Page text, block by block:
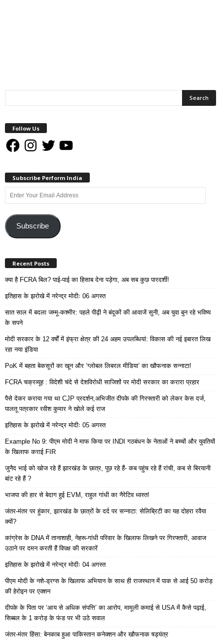
Follow Us
FacebookInstagram
Twitter YouTube
Subscribe Perform India
Enter
Your
Email
AddressSubscribe
Recent Posts
क्या है FCRA बिल? पाई-पाई का हिसाब देना पड़ेगा, अब सब कुछ पारदर्शी!
इतिहास के झरोखे में नरेन्द्र मोदीः 06 अगस्त
सात साल में बदला जम्मू-कश्मीर: पहले पीढ़ी ने बंदूकों की आवाजें सुनी, अब युवा बुन रहे भविष्य
के सपने
मोदी सरकार के 12 वर्षों में इंफ्रा क्षेत्र की 24 अहम उपलब्धियां: विकास की नई इबारत लिख
रहा नया इंडिया
PoK में बहता बेकसूरों का खून और ‘ग्लोबल लिबरल मीडिया’ का खौफनाक सन्नाटा!
FCRA चक्रव्यूह : विदेशी चंदे से देशविरोधी साजिशों पर मोदी सरकार का करारा प्रहार
पैसे देकर कराया गया था CJP प्रदर्शन,अभिजीत दीपके की गिरफ्तारी को लेकर केस दर्ज,
पालतू पत्रकार रवीश कुमार ने खोले कई राज
इतिहास के झरोखे में नरेन्द्र मोदीः 05 अगस्त
Example No 9: पीएम मोदी ने माफ किया पर INDI गठबंधन के नेताओं ने बच्चों और युवतियों
के खिलाफ कराई FIR
जुनैद भाई को खोज रहे हैं झारखंड के छात्र, पूछ रहे हैं- कब पहुंच रहे हैं रांची, कब से बिरयानी
बांट रहे हैं ?
भाजपा की हार से बेदाग हुई EVM, राहुल गांधी का नैरेटिव ध्वस्त!
जंतर-मंतर पर हुंकार, झारखंड के छात्रों के दर्द पर सन्नाटा: सेलिब्रिटी का यह दोहरा रवैया
क्यों?
कांग्रेस के DNA में तानाशाही, नेहरू-गांधी परिवार के खिलाफ लिखने पर गिरफ्तारी, आवाज
उठाने पर दमन करती हैं विपक्ष की सरकारें
इतिहास के झरोखे में नरेन्द्र मोदीः 04 अगस्त
पीएम मोदी के नशे-ड्रग्स के खिलाफ अभियान के साथ ही राजस्थान में पाक से आई 50 करोड़
की हेरोइन पर एक्शन
दीपके के पिता पर ‘आय से अधिक संपत्ति’ का आरोप, मामूली कमाई से USA में कैसे पढ़ाई,
सिब्बल के 1 करोड़ के फंड पर भी उठे सवाल
जंतर-मंतर हिंसा: बेनकाब हुआ पाकिस्तान कनेक्शन और खौफनाक षड्यंत्र